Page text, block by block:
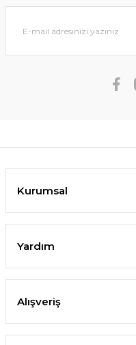
Kurumsal
Yardım
Alışveriş